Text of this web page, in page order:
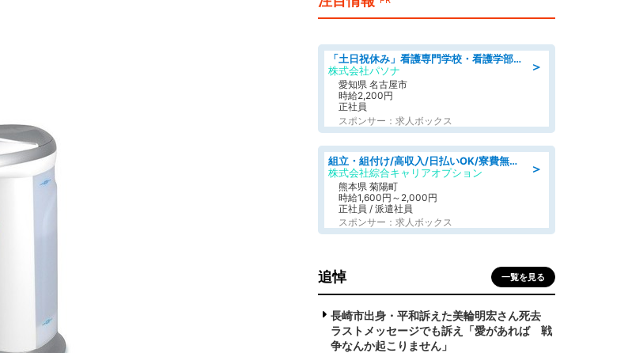
＞
「土日祝休み」看護専門学校・看護学部での教員業務/高時給/要資格:保健師、正看護師
株式会社パソナ
愛知県 名古屋市
時給2,200円
正社員
スポンサー：求人ボックス
＞
組立・組付け/高収入/日払いOK/寮費無料/交替制/20・30・40代活躍中
株式会社綜合キャリアオプション
熊本県 菊陽町
時給1,600円～2,000円
正社員 / 派遣社員
スポンサー：求人ボックス
追悼 一覧を見る
長崎市出身・平和訴えた美輪明宏さん死去
ラストメッセージでも訴え「愛があれば 戦
争なんか起こりません」